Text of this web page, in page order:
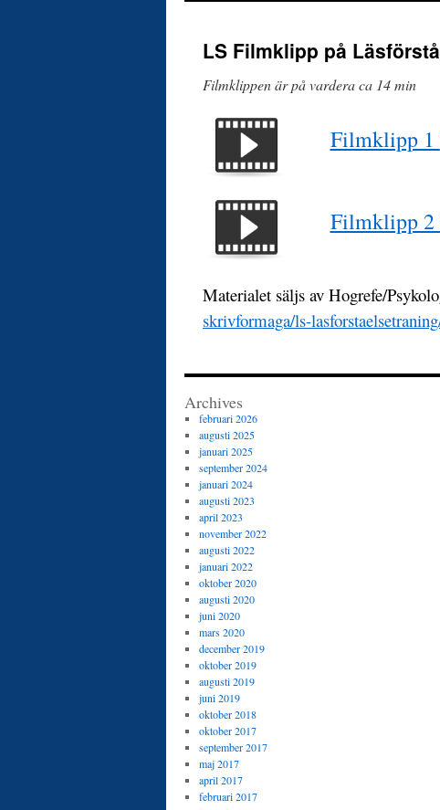
LS Filmklipp på
Filmklippen är på vardera ca 14 min
Filmklipp 1
Filmklipp 2
Materialet säljs av Hogrefe/
skrivformaga/ls-
Archives
februari 2026
augusti 2025
januari 2025
september 2024
januari 2024
augusti 2023
april 2023
november 2022
augusti 2022
januari 2022
oktober 2020
augusti 2020
juni 2020
mars 2020
december 2019
oktober 2019
augusti 2019
juni 2019
oktober 2018
oktober 2017
september 2017
maj 2017
april 2017
februari 2017